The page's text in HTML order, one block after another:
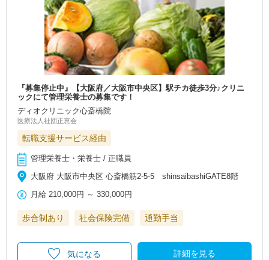
『募集停止中』【大阪府／大阪市中央区】駅チカ徒歩3分♪クリニ
ックにて管理栄養士の募集です！
ディオクリニック心斎橋院
医療法人社団正恵会
転職支援サービス経由
管理栄養士・栄養士 / 正職員
大阪府 大阪市中央区 心斎橋筋2-5-5 shinsaibashiGATE8階
月給 210,000円 ～330,000円
歩合制あり 社会保険完備 通勤手当
詳細を見る
気になる